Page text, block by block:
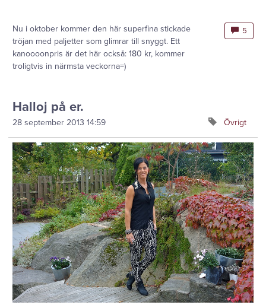
Nu i oktober kommer den här superfina stickade
tröjan med paljetter som glimrar till snyggt. Ett
kanoooonpris är det här också: 180 kr, kommer
troligtvis in närmsta veckorna=)
5
Halloj på er.
28 september 2013 14:59 Övrigt